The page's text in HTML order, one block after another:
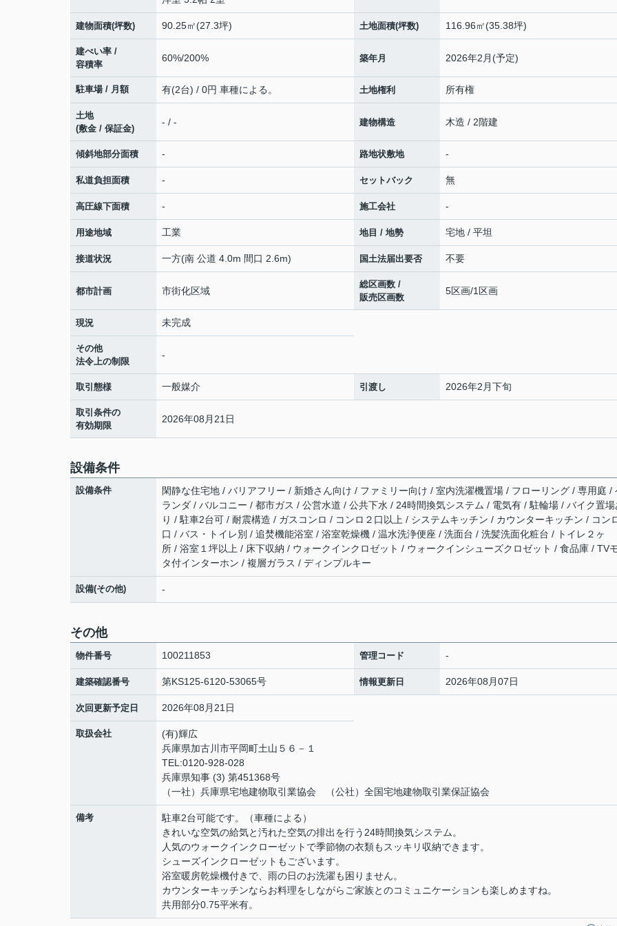
建物面積(坪数) 90.25㎡(27.3坪) 土地面積(坪数) 116.96㎡(35.38坪)
建ぺい率 /
容積率
60%/200% 築年月 2026年2月(予定)
駐車場 / 月額 有(2台) / 0円 車種による。 土地権利 所有権
土地
(敷金 / 保証金)
- / - 建物構造 木造 / 2階建
傾斜地部分面積 - 路地状敷地 -
私道負担面積 - セットバック 無
高圧線下面積 - 施工会社 -
用途地域 工業 地目 / 地勢 宅地 / 平坦
接道状況 一方(南 公道 4.0m 間口 2.6m) 国土法届出要否 不要
都市計画 市街化区域
総区画数 /
販売区画数
5区画/1区画
現況 未完成
その他
法令上の制限
-
取引態様 一般媒介 引渡し 2026年2月下旬
取引条件の
有効期限
2026年08月21日
設備条件
設備条件
閑静な住宅地 / バリアフリー / 新婚さん向け / ファミリー向け / 室内洗濯機置場 / フローリング / 専用庭 /
ランダ / バルコニー / 都市ガス / 公営水道 / 公共下水 / 24時間換気システム / 電気有 / 駐輪場 / バイク置場
り / 駐車2台可 / 耐震構造 / ガスコンロ / コンロ２口以上 / システムキッチン / カウンターキッチン / コン
口 / バス・トイレ別 / 追焚機能浴室 / 浴室乾燥機 / 温水洗浄便座 / 洗面台 / 洗髪洗面化粧台 / トイレ２ヶ
所 / 浴室１坪以上 / 床下収納 / ウォークインクロゼット / ウォークインシューズクロゼット / 食品庫 / TV
タ付インターホン / 複層ガラス / ディンプルキー
設備(その他) -
その他
物件番号 100211853 管理コード -
建築確認番号 第KS125-6120-53065号 情報更新日 2026年08月07日
次回更新予定日 2026年08月21日
取扱会社
(有)輝広
兵庫県加古川市平岡町土山５６－１
TEL:0120-928-028
兵庫県知事 (3) 第451368号
（一社）兵庫県宅地建物取引業協会 （公社）全国宅地建物取引業保証協会
備考
駐車2台可能です。（車種による）
きれいな空気の給気と汚れた空気の排出を行う24時間換気システム。
人気のウォークインクローゼットで季節物の衣類もスッキリ収納できます。
シューズインクローゼットもございます。
浴室暖房乾燥機付きで、雨の日のお洗濯も困りません。
カウンターキッチンならお料理をしながらご家族とのコミュニケーションも楽しめますね。
共用部分0.75平米有。